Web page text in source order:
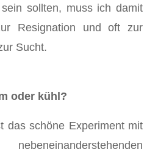
sollten, muss ich damit
Resignation und oft zur
Sucht.
oder kühl?
das schöne Experiment mit